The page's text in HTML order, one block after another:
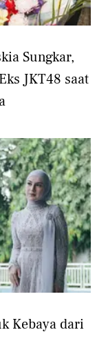
Sungkar,
JKT48 saat
Kebaya dari